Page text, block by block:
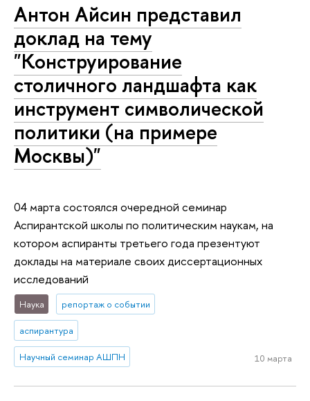
Антон Айсин представил
доклад на тему
"Конструирование
столичного ландшафта как
инструмент символической
политики (на примере
Москвы)"
04 марта состоялся очередной семинар
Аспирантской школы по политическим наукам, на
котором аспиранты третьего года презентуют
доклады на материале своих диссертационных
исследований
Наука репортаж о событии
аспирантура
Научный семинар АШПН 10 марта